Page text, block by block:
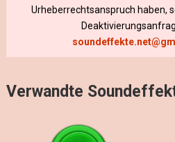
Urheberrechtsanspruch haben,
Verwandte